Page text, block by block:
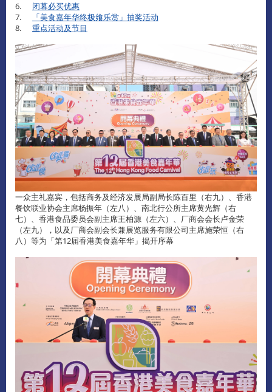
6. 闭幕必买优惠
7.
「美食嘉年华终极飨乐赏」抽奖活动
8. 重点活动及节目
一众主礼嘉宾，包括商务及经济发展局副局长陈百里（右九）、香港
餐饮联业协会主席杨振年（左八）、南北行公所主席黄光辉（右
七）、香港食品委员会副主席王柏源（左六）、厂商会会长卢金荣
（左九），以及厂商会副会长兼展览服务有限公司主席施荣恒（右
八）等为「第12届香港美食嘉年华」揭开序幕